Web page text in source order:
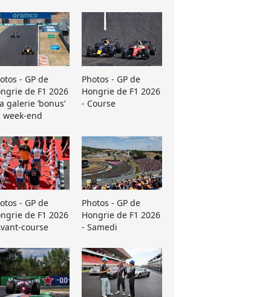
- GP de
de F1 2026
galerie ’bonus’
week-end
Photos - GP de
Hongrie de F1 2026
- Course
- GP de
de F1 2026
course
Photos - GP de
Hongrie de F1 2026
- Samedi